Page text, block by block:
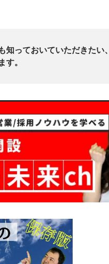
知っておいていただきたい
す。